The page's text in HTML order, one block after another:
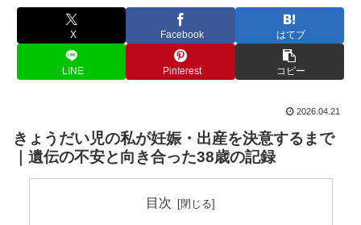
X Facebook はてブ
LINE Pinterest コピー
2026.04.21
きょうだい児の私が妊娠・出産を決意するまで
｜遺伝の不安と向き合った38歳の記録
目次